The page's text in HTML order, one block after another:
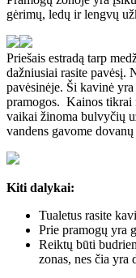
gėrimų, ledų ir lengvų
Priešais estradą tarp
dažniusiai rasite pavėsį.
pavėsinėje. Ši kavinė
pramogos. Kainos tikrai
vaikai žinoma bulvyčių
vandens gavome
Kiti dalykai:
Tualetus rasite
Prie pramogų yra
Reiktų būti
zonas, nes čia yra